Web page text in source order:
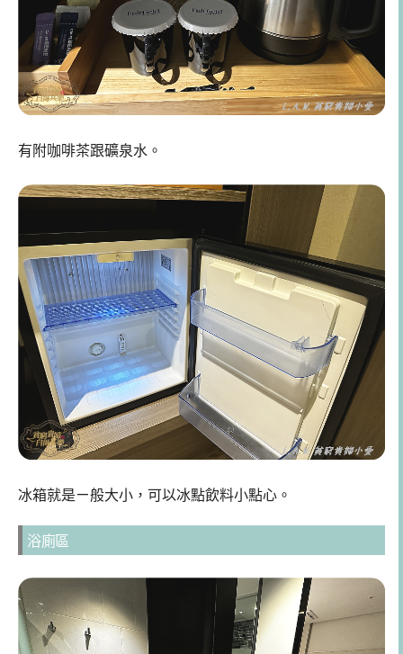
有附咖啡茶跟礦泉水。
冰箱就是ㄧ般大小，可以冰點飲料小點心。
浴廁區